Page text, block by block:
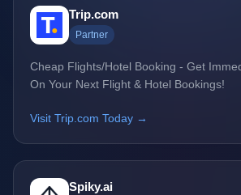
Trip.com
Partner
Cheap Flights/Hotel Booking - Get
On Your Next Flight & Hotel Bookings!
Visit Trip.com Today →
Spiky.ai